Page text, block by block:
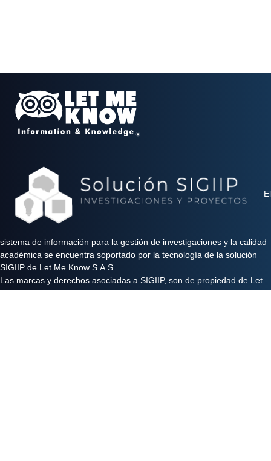
El
sistema de información para la gestión de investigaciones y la calidad
académica se encuentra soportado por la tecnología de la solución
SIGIIP de Let Me Know S.A.S.
Las marcas y derechos asociadas a SIGIIP, son de propiedad de Let
Me Know S.A.S y se encuentran protegidos por derechos de autor e